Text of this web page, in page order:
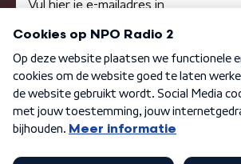
Algemene voorwaarden